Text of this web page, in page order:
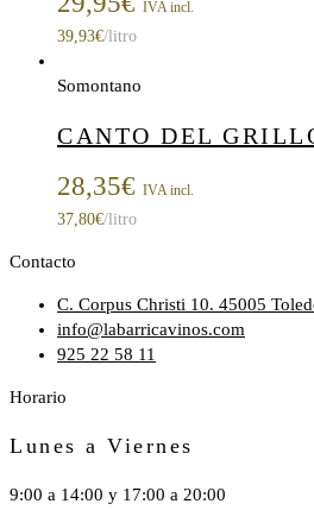
IVA incl.
39,93€/litro
Somontano
CANTO DEL
28,35€ IVA incl.
37,80€/litro
Contacto
C. Corpus Christi 10. 45005
info@labarricavinos.com
925 22 58 11
Horario
Lunes a Viernes
9:00 a 14:00 y 17:00 a 20:00